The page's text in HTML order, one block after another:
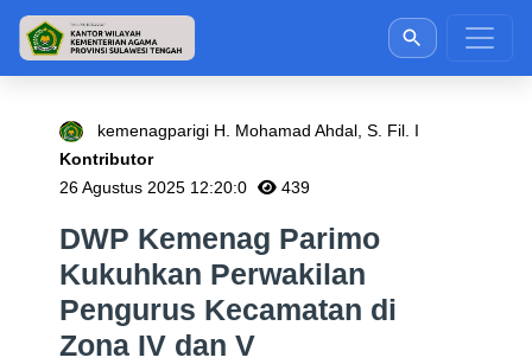
kemenagparigi H. Mohamad Ahdal, S. Fil. I
Kontributor
26 Agustus 2025 12:20:0
439
DWP Kemenag Parimo
Kukuhkan Perwakilan
Pengurus Kecamatan di
Zona IV dan V